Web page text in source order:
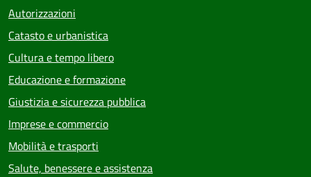
Autorizzazioni
Catasto e urbanistica
Cultura e tempo libero
Educazione e formazione
Giustizia e sicurezza pubblica
Imprese e commercio
Mobilità e trasporti
Salute, benessere e assistenza